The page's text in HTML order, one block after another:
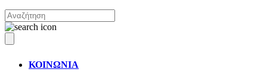
ΚΟΙΝΩΝΙΑ